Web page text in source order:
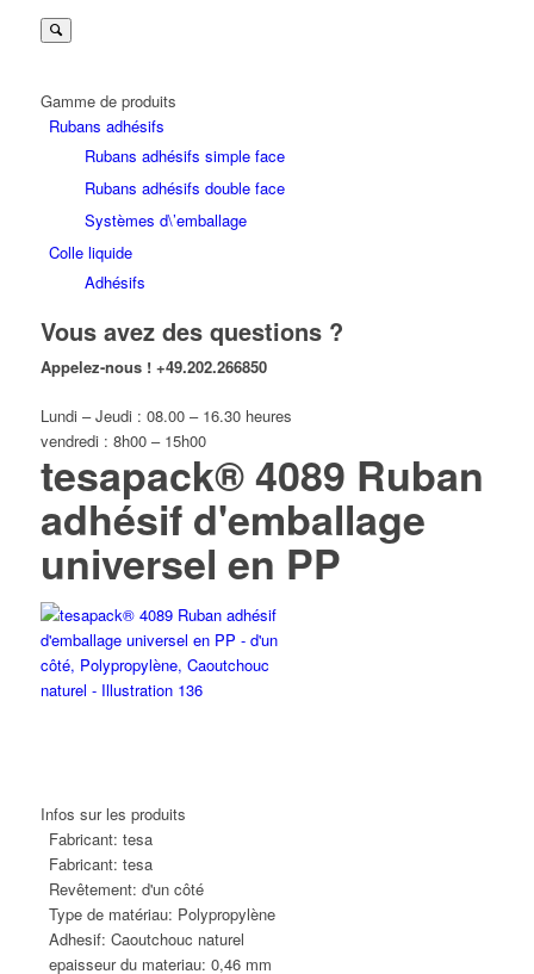
Gamme de produits
Rubans adhésifs
Rubans adhésifs simple face
Rubans adhésifs double face
Systèmes d\’emballage
Colle liquide
Adhésifs
Vous avez des questions ?
Appelez-nous ! +49.202.266850
Lundi – Jeudi : 08.00 – 16.30 heures
vendredi : 8h00 – 15h00
tesapack® 4089 Ruban
adhésif d'emballage
universel en PP
Infos sur les produits
Fabricant: tesa
Fabricant: tesa
Revêtement: d'un côté
Type de matériau: Polypropylène
Adhesif: Caoutchouc naturel
epaisseur du materiau: 0,46 mm